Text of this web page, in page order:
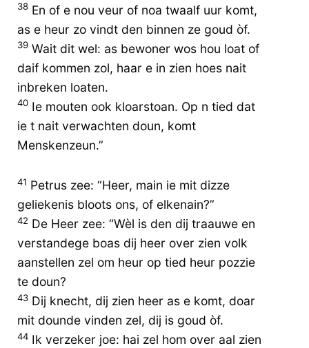
38 En of e nou veur of noa twaalf uur komt,
as e heur zo vindt den binnen ze goud òf.
39 Wait dit wel: as bewoner wos hou loat of
daif kommen zol, haar e in zien hoes nait
inbreken loaten.
40 Ie mouten ook kloarstoan. Op n tied dat
ie t nait verwachten doun, komt
Menskenzeun.”
41 Petrus zee: “Heer, main ie mit dizze
geliekenis bloots ons, of elkenain?”
42 De Heer zee: “Wèl is den dij traauwe en
verstandege boas dij heer over zien volk
aanstellen zel om heur op tied heur pozzie
te doun?
43 Dij knecht, dij zien heer as e komt, doar
mit dounde vinden zel, dij is goud òf.
44 Ik verzeker joe: hai zel hom over aal zien